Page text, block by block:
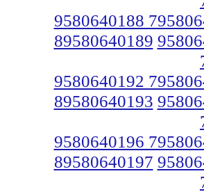
9580640188
89580640189
9580640192
89580640193
9580640196
89580640197